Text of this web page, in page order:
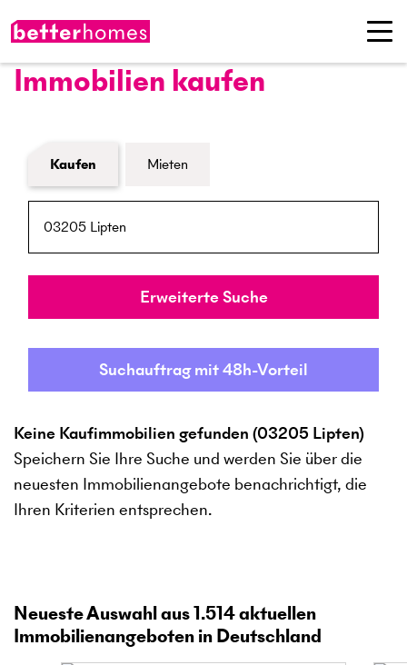
Immobilien kaufen
Formular Immobiliensuche
Kaufen Mieten
PLZ / Ort
Umkreis
Erweiterte Suche
Suchauftrag mit 48h-Vorteil
Keine Kaufimmobilien gefunden (03205 Lipten)
Speichern Sie Ihre Suche und werden Sie über die
neuesten Immobilienangebote benachrichtigt, die
Ihren Kriterien entsprechen.
Neueste Auswahl aus1.514aktuellen
Immobilienangeboten in Deutschland